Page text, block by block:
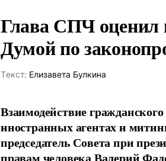
Глава СПЧ оценил
Думой по
Tекст: Елизавета Булкина
Взаимодействие
иностранных агентах и
председатель Совета при